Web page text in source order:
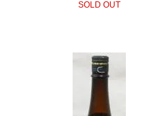
SOLD OUT